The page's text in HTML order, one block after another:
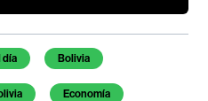
día Bolivia
Economía